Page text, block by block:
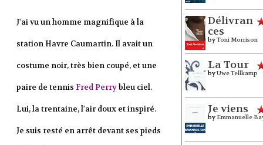
J'ai vu un homme magnifique à la
station Havre Caumartin. Il avait un
costume noir, très bien coupé, et une
paire de tennis Fred Perrybleu ciel.
Lui, la trentaine, l'air doux et inspiré.
Je suis resté en arrêt devant ses pieds
Délivran
ces
byToni Morrison
La Tour
byUwe Tellkamp
Je viens
by Emmanuelle